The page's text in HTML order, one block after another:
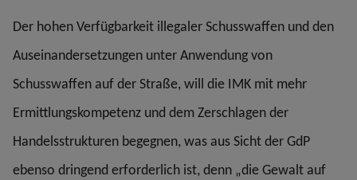
Der hohen Verfügbarkeit illegaler Schusswaffen und den
Auseinandersetzungen unter Anwendung von
Schusswaffen auf der Straße, will die IMK mit mehr
Ermittlungskompetenz und dem Zerschlagen der
Handelsstrukturen begegnen, was aus Sicht der GdP
ebenso dringend erforderlich ist, denn „die Gewalt auf